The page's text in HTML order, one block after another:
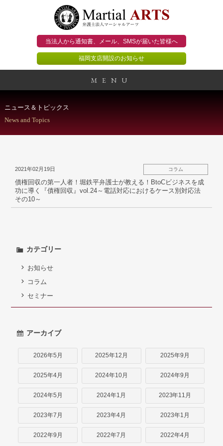
当法人から通知書、メール、 SMSが届いた皆様へ
福岡支店開設のお知らせ
MENU
事務所概要
個人のお客様
顧問契約のススメ
お問い合わせ
ニュース＆トピックス
News and Topics
2021年02月19日 コラム
債権回収の第一人者！堀鉄平弁護士が教える！BtoCビジネスを成
功に導く『債権回収』vol.24～電話対応におけるケース別対応法
その10～
カテゴリー
お知らせ
コラム
セミナー
アーカイブ
2026年5月 2025年12月 2025年9月
2025年4月 2024年10月 2024年9月
2024年5月 2024年1月 2023年11月
2023年7月 2023年4月 2023年1月
2022年9月 2022年7月 2022年4月